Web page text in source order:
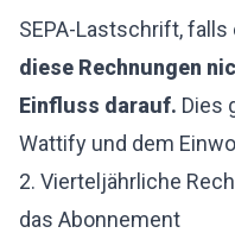
SEPA-Lastschrift,
diese Rechnungen
Einfluss darauf. Dies
Wattify und dem
2. Vierteljährliche
das Abonnement